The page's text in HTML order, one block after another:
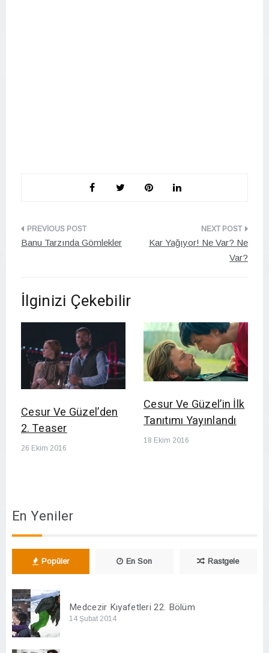
Yazı
Banu Tarzında Gömlekler
Kar Yağıyor! Ne Var? Ne
Var?
İlginizi Çekebilir
Cesur Ve Güzel’den
2. Teaser
26 Ekim 2016
Cesur Ve Güzel’in İlk
Tanıtımı Yayınlandı
18 Ekim 2016
En Yeniler
Popüler En Son Rastgele
Medcezir Kıyafetleri 22. Bölüm
14 Şubat 2014